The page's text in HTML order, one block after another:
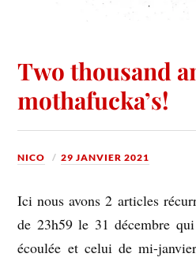
Two thousand
mothafucka’s!
NICO 29 JANVIER 2021
Ici nous avons 2 articles
de 23h59 le 31 décembre
écoulée et celui de mi-